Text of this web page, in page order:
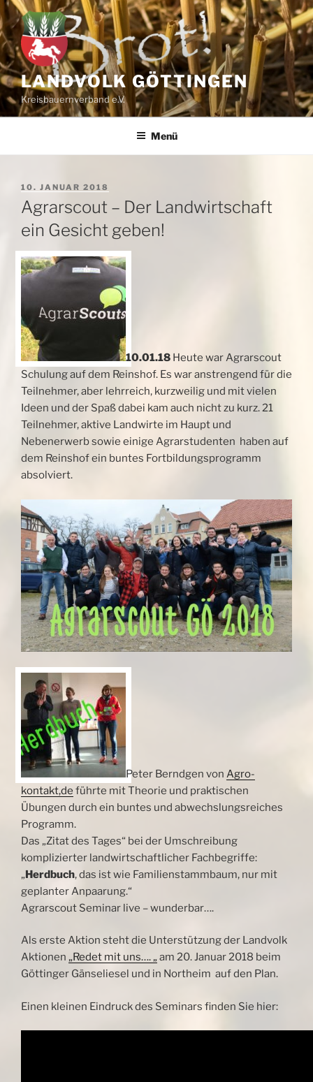
Zum
Inhalt
springen
LANDVOLK GÖTTINGEN
Kreisbauernverband e.V.
Menü
VERÖFFENTLICHT
AM
10. JANUAR 2018
Agrarscout – Der Landwirtschaft
ein Gesicht geben!
10.01.18 Heute war Agrarscout
Schulung auf dem Reinshof. Es war anstrengend für die
Teilnehmer, aber lehrreich, kurzweilig und mit vielen
Ideen und der Spaß dabei kam auch nicht zu kurz. 21
Teilnehmer, aktive Landwirte im Haupt und
Nebenerwerb sowie einige Agrarstudenten haben auf
dem Reinshof ein buntes Fortbildungsprogramm
absolviert.
Peter Berndgen von Agro-
kontakt,de führte mit Theorie und praktischen
Übungen durch ein buntes und abwechslungsreiches
Programm.
Das „Zitat des Tages“ bei der Umschreibung
komplizierter landwirtschaftlicher Fachbegriffe:
„Herdbuch, das ist wie Familienstammbaum, nur mit
geplanter Anpaarung.“
Agrarscout Seminar live – wunderbar….
Als erste Aktion steht die Unterstützung der Landvolk
Aktionen „Redet mit uns…. „am 20. Januar 2018 beim
Göttinger Gänseliesel und in Northeim auf den Plan.
Einen kleinen Eindruck des Seminars finden Sie hier: